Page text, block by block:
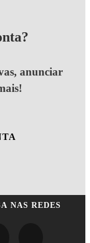
anunciar
NAS REDES